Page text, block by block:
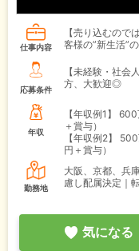
仕事内容
【売り込むので
客様の”新生活”
応募条件
【未経験・社会
方、大歓迎◎
年収
【年収例1】
600
＋賞与）
【年収例2】
円＋賞与）
勤務地
大阪、京都、兵
慮し配属決定｜
気になる